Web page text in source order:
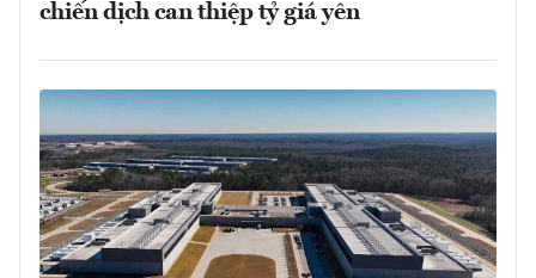
chiến dịch can thiệp tỷ giá yên